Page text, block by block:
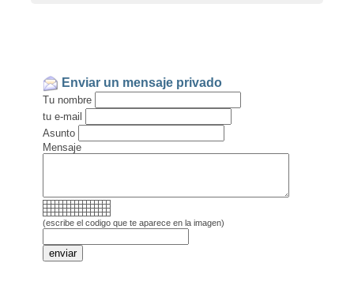
Enviar un mensaje privado
Tu nombre
tu e-mail
Asunto
Mensaje
(escribe el codigo que te aparece en la imagen)